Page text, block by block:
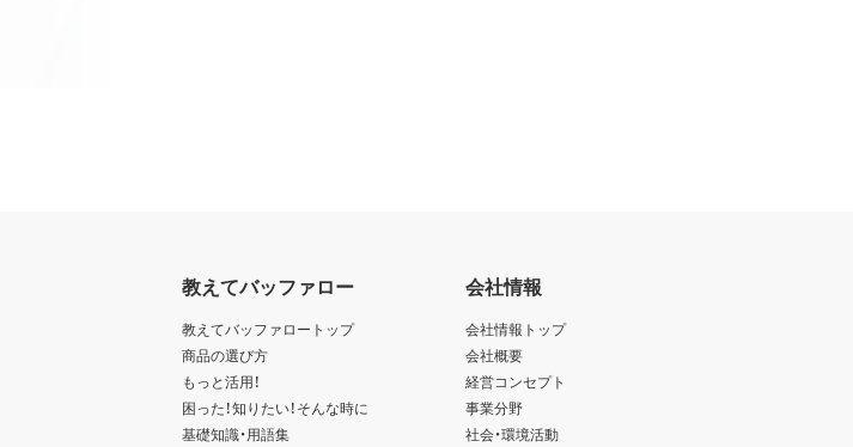
教えてバッファロー
教えてバッファロートップ
商品の選び方
もっと活用！
困った！知りたい！そんな時に
基礎知識・用語集
会社情報
会社情報トップ
会社概要
経営コンセプト
事業分野
社会・環境活動